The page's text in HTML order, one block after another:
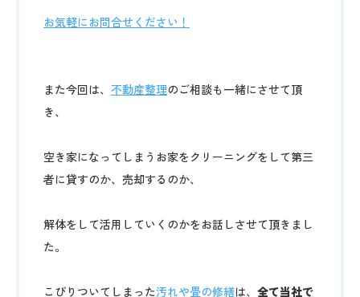
お気軽にお問合せください！
また今回は、 不動産整理のご相談も一緒にさせて頂
き、
空き家になってしまうお家をクリーニングをして第三
者に貸すのか、売却するのか、
解体をして活用していくのかをお話しさせて頂きまし
た。
こびりついてしまった汚れや畳の修繕は、 全て当社で